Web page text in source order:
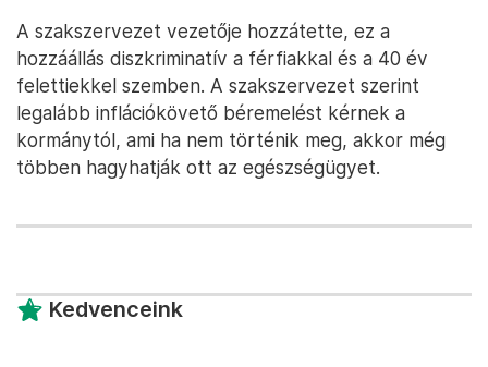
A szakszervezet vezetője hozzátette, ez a
hozzáállás diszkriminatív a férfiakkal és a 40 év
felettiekkel szemben. A szakszervezet szerint
legalább inflációkövető béremelést kérnek a
kormánytól, ami ha nem történik meg, akkor még
többen hagyhatják ott az egészségügyet.
Kedvenceink